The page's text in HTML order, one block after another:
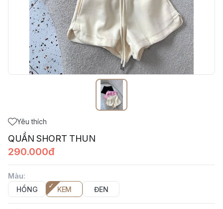
Yêu thích
QUẦN SHORT THUN
290.000đ
Màu:
HỒNG
KEM ĐEN